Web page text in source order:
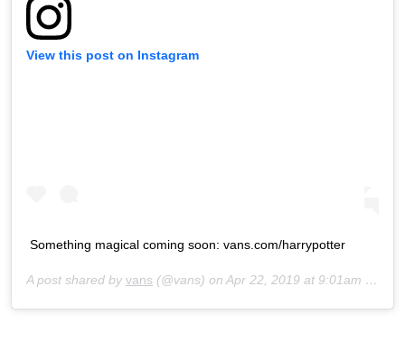
View this post on Instagram
Something magical coming soon: vans.com/harrypotter
A post shared by vans (@vans) on Apr 22, 2019 at 9:01am PDT